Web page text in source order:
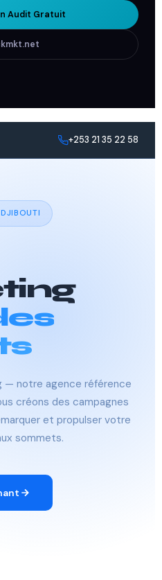
Audit Gratuit
+253 21 35 22 58
— notre agence référence
créons des campagnes
et propulser votre
sommets.